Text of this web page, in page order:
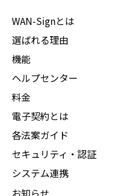
WAN-Signとは
選ばれる理由
機能
ヘルプセンター
料金
電子契約とは
各法案ガイド
セキュリティ・認証
システム連携